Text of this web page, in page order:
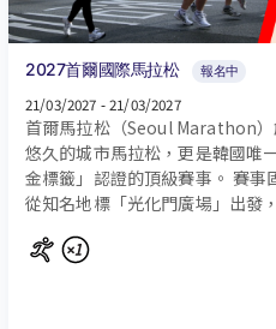
2027首爾國際馬拉松 報名中
21/03/2027 - 21/03/2027
首爾馬拉松（Seoul Marathon
悠久的城市馬拉松，更是韓國唯
金標籤」認證的頂級賽事。 賽事
從知名地標「光化門廣場」出發
有起伏的路線設計，使其被全球
想用雙腳體驗首爾城市魅力的